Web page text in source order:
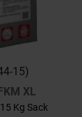
15)
FKM XL
Kg Sack